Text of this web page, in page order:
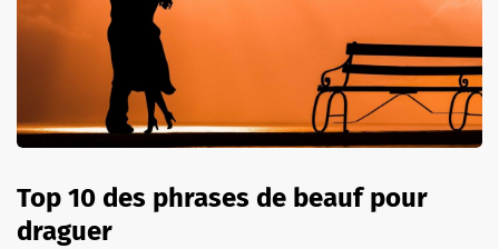
Top 10 des phrases de beauf pour
draguer